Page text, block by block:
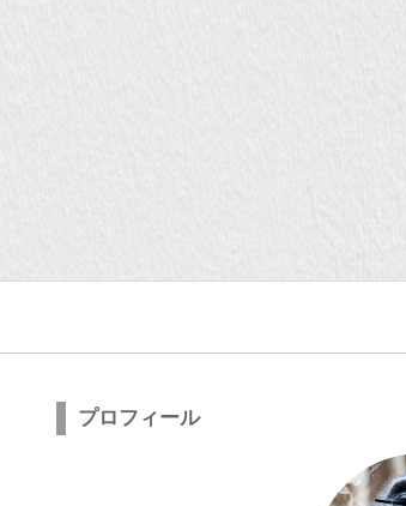
プロフィール